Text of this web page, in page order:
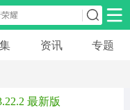
安卓游戏
资讯 专题
最新版